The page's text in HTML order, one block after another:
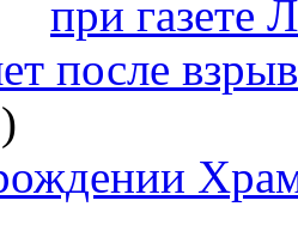
при газете
после